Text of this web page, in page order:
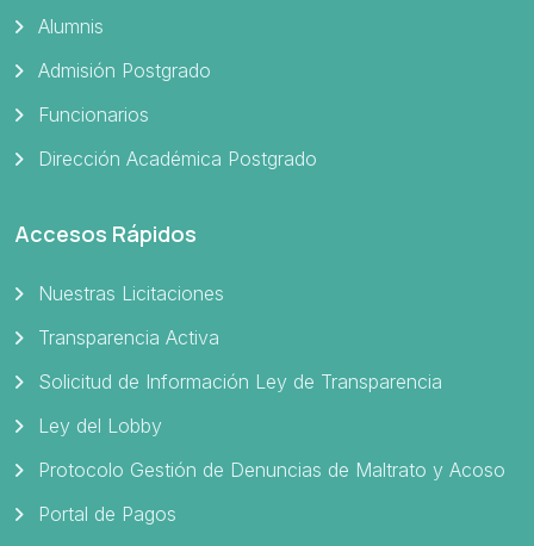
Alumnis
Admisión Postgrado
Funcionarios
Dirección Académica Postgrado
Accesos Rápidos
Nuestras Licitaciones
Transparencia Activa
Solicitud de Información Ley de Transparencia
Ley del Lobby
Protocolo Gestión de Denuncias de Maltrato y Acoso
Portal de Pagos